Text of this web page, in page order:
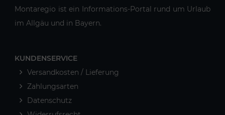
Montaregio ist ein Informations-Portal rund um Urlaub
im Allgäu und in Bayern.
KUNDENSERVICE
Versandkosten / Lieferung
Zahlungsarten
Datenschutz